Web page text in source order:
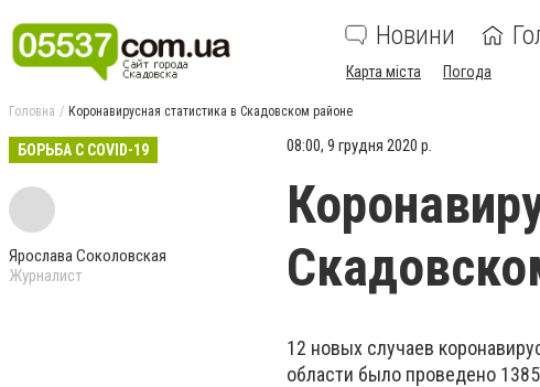
Новини
Карта міста Погода
Головна Коронавирусная статистика в Скадовском районе
БОРЬБА С COVID-19
Ярослава Соколовская
Журналист
08:00, 9 грудня 2020 р.
12 новых случаев
области было проведено